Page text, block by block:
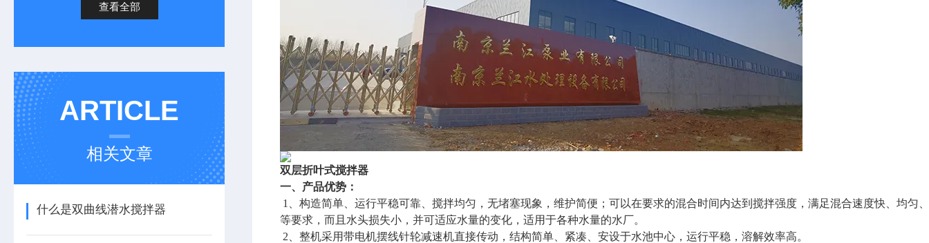
查看全部
ARTICLE
相关文章
什么是双曲线潜水搅拌器
双层折叶式搅拌器
一、产品优势：
1、构造简单、运行平稳可靠、搅拌均匀，无堵塞现象，维护简便；可以在要求的混合时间内达到搅拌强度，满足混合速度快、均匀
等要求，而且水头损失小，并可适应水量的变化，适用于各种水量的水厂。
2、整机采用带电机摆线针轮减速机直接传动，结构简单、紧凑、安设于水池中心，运行平稳，溶解效率高。